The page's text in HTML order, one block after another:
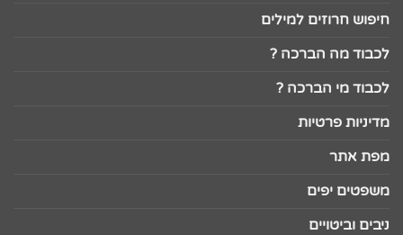
חיפוש חרוזים למילים
לכבוד מה הברכה ?
לכבוד מי הברכה ?
מדיניות פרטיות
מפת אתר
משפטים יפים
ניבים וביטויים